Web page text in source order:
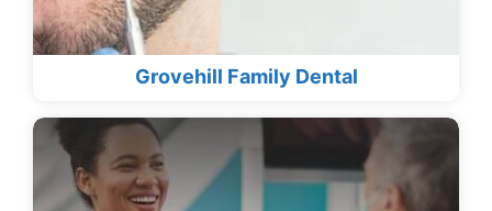
Grovehill Family Dental